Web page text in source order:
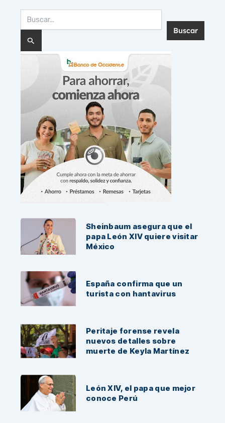
por:
Sheinbaum asegura que el
papa León XIV quiere visitar
México
España confirma que un
turista con hantavirus
Peritaje forense revela
nuevos detalles sobre
muerte de Keyla Martínez
León XIV, el papa que mejor
conoce Perú